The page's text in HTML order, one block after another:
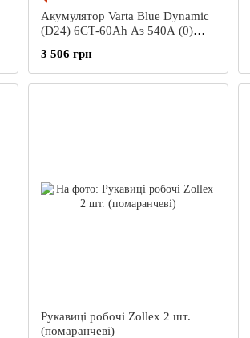
Акумулятор Varta Blue Dynamic
(D24) 6СТ-60Ah Аз 540А (0)
3 506 грн
Рукавиці робочі Zollex 2 шт.
(помаранчеві)